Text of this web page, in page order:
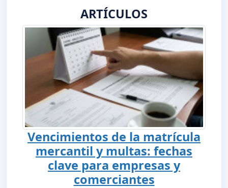
ARTÍCULOS
Vencimientos de la matrícula
mercantil y multas: fechas
clave para empresas y
comerciantes